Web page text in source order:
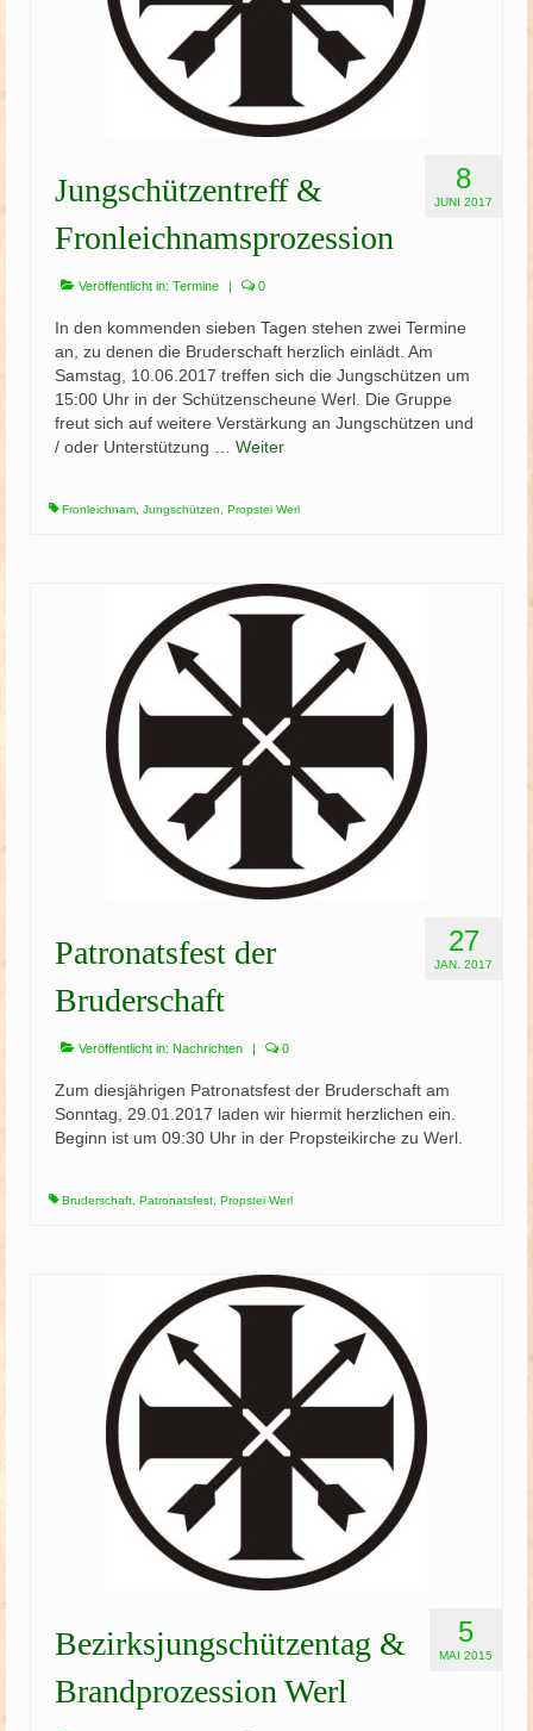
8
JUNI 2017
Jungschützentreff &
Fronleichnamsprozession
Veröffentlicht in: Termine | 0
In den kommenden sieben Tagen stehen zwei Termine
an, zu denen die Bruderschaft herzlich einlädt. Am
Samstag, 10.06.2017 treffen sich die Jungschützen um
15:00 Uhr in der Schützenscheune Werl. Die Gruppe
freut sich auf weitere Verstärkung an Jungschützen und
/ oder Unterstützung … Weiter
Fronleichnam Jungschützen Propstei Werl
27
JAN. 2017
Patronatsfest der
Bruderschaft
Veröffentlicht in: Nachrichten | 0
Zum diesjährigen Patronatsfest der Bruderschaft am
Sonntag, 29.01.2017 laden wir hiermit herzlichen ein.
Beginn ist um 09:30 Uhr in der Propsteikirche zu Werl.
Bruderschaft Patronatsfest Propstei Werl
5
MAI 2015
Bezirksjungschützentag &
Brandprozession Werl